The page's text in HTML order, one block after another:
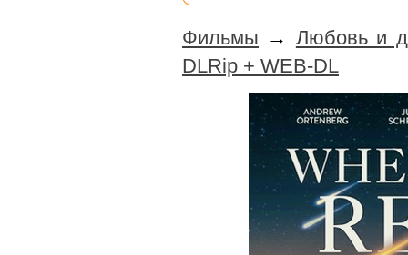
Фильмы → Любовь и
DLRip + WEB-DL